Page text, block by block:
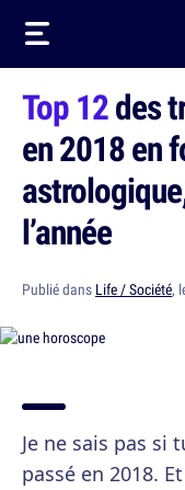
Top 12des
en 2018 en
l’année
Publié dans Life / Société,
Je ne sais pas si
passé en 2018.